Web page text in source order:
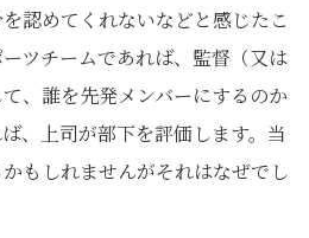
認めてくれないなどと感じたこ
ツチームであれば、監督（又は
、誰を先発メンバーにするのか
、上司が部下を評価します。当
もしれませんがそれはなぜでし